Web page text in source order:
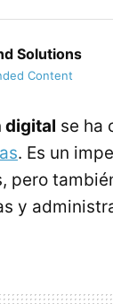
Solutions
Content
digital se ha
. Es un
pero
y